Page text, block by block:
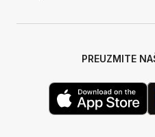
PREUZMITE